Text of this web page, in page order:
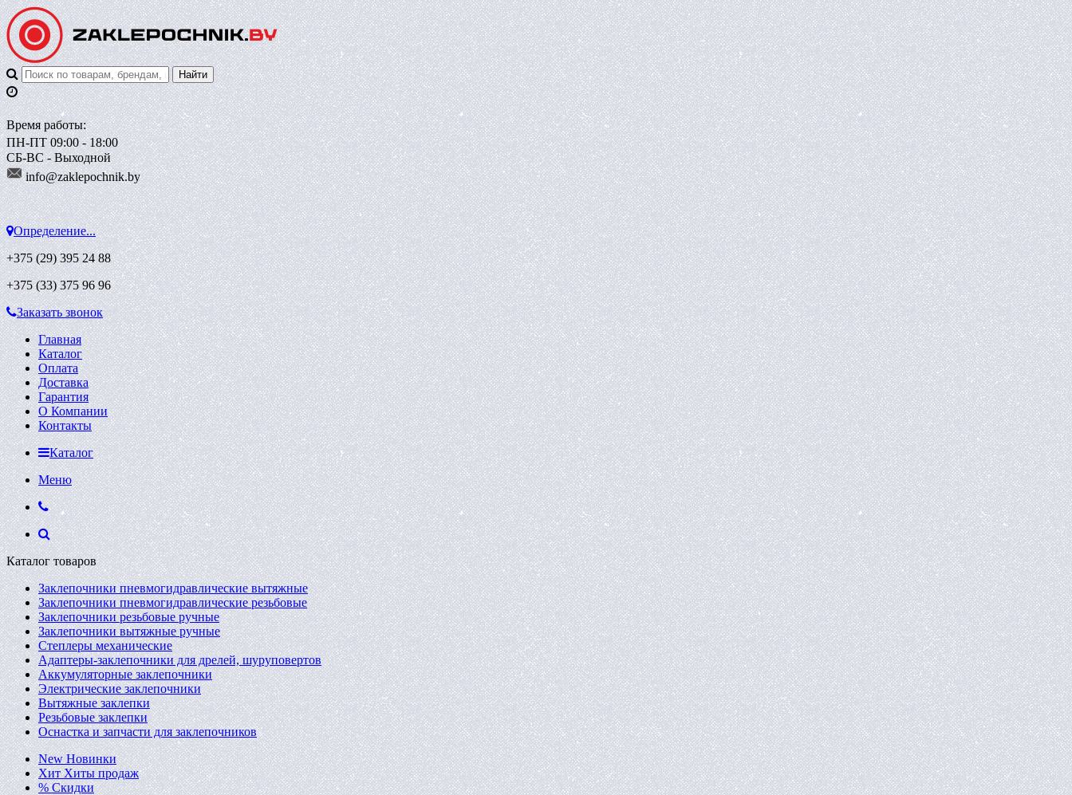
Время работы:
ПН-ПТ 09:00 - 18:00
СБ-ВС - Выходной
info@zaklepochnik.by
Определение...
+375 (29)395 24 88
+375 (33)375 96 96
Заказать звонок
Главная
Каталог
Оплата
Доставка
Гарантия
О Компании
Контакты
Каталог
Меню
Каталог товаров
Заклепочники пневмогидравлические вытяжные
Заклепочники пневмогидравлические резьбовые
Заклепочники резьбовые ручные
Заклепочники вытяжные ручные
Степлеры механические
Адаптеры-заклепочники для дрелей, шуруповертов
Аккумуляторные заклепочники
Электрические заклепочники
Вытяжные заклепки
Резьбовые заклепки
Оснастка и запчасти для заклепочников
New Новинки
Хит Хиты продаж
% Скидки